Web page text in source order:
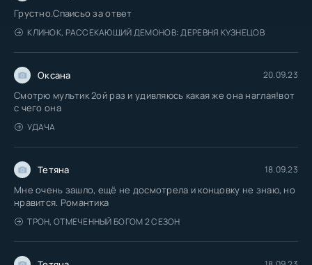
Грустно.Спаисьо за ответ
КЛИНОК, РАССЕКАЮЩИЙ ДЕМОНОВ: ДЕРЕВНЯ КУЗНЕЦОВ
Оксана 20.09.23
Смотрю мультик 2ой раз и удивляюсь какая же она наглая!вот
с чего она
УДАЧА
Тетяна 18.09.23
Мне очень зашло, ещё не досмотрела и концовку не знаю, но
нравится. Романтика
ТРОН, ОТМЕЧЕННЫЙ БОГОМ 2 СЕЗОН